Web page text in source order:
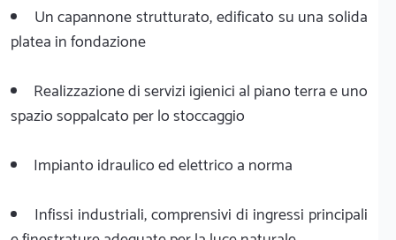
Un capannone strutturato, edificato su una solida
platea in fondazione
Realizzazione di servizi igienici al piano terra e uno
spazio soppalcato per lo stoccaggio
Impianto idraulico ed elettrico a norma
Infissi industriali, comprensivi di ingressi principali